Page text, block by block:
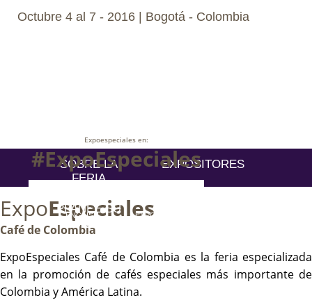
Octubre 4 al 7 - 2016 | Bogotá - Colombia
Expoespeciales en:
#ExpoEspeciales
ENGLISH
EXPOSITORES -
SOBRE LA
FERIA
EXPOSITORES
PLANEE SU
VISITA
ExpoEspeciales
Café de Colombia
ExpoEspeciales Café de Colombia es la feria especializada
en la promoción de cafés especiales más importante de
Colombia y América Latina.